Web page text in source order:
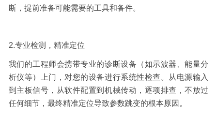
断，提前准备可能需要的工具和备件。
2.专业检测，精准定位
我们的工程师会携带专业的诊断设备（如示波器、能量分
析仪等）上门，对您的设备进行系统性检查。从电源输入
到主板信号，从软件配置到机械传动，逐项排查，不放过
任何细节，最终精准定位导致参数跳变的根本原因。